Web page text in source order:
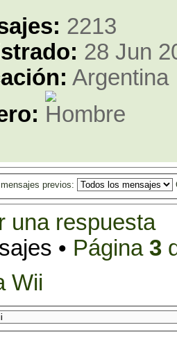
2213
28 Jun
Argentina
previos:
una respuesta
• Página3
Wii